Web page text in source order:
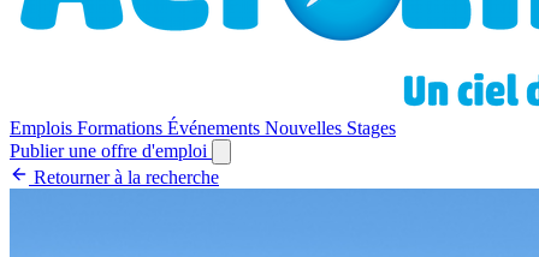
Emplois Formations Événements Nouvelles Stages
Publier une offre d'emploi
Retourner à la recherche